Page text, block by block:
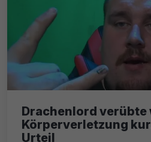
Drachenlord verübte
Körperverletzung
Urteil